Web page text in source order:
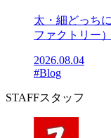
太・細どっち
ファクトリー
2026.08.04
#Blog
STAFFスタッフ